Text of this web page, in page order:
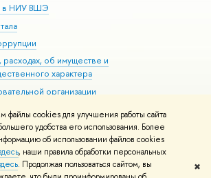
файлы cookies для улучшения работы сайта
удобства его использования. Более
об использовании файлов cookies
, наши правила обработки персональных
. Продолжая пользоваться сайтом, вы
✖
в НИУ ВШЭ
об имуществе и
характера
организации
возможностями здоровья